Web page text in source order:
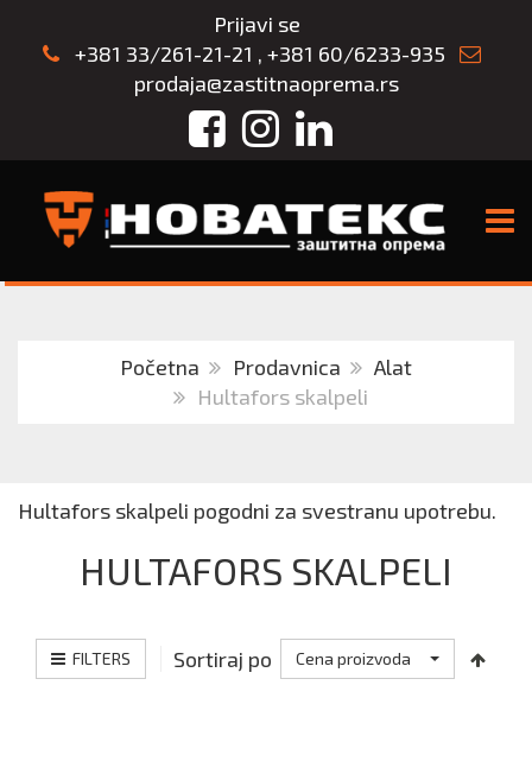
Prijavi se
+381 33/261-21-21 , +381 60/6233-935
prodaja@zastitnaoprema.rs
FacebookInstagram
LinkedIn
Početna Prodavnica
Alat
Hultafors skalpeli
Hultafors skalpeli pogodni za svestranu upotrebu.
HULTAFORS SKALPELI
FILTERS Sortiraj po Cena proizvoda